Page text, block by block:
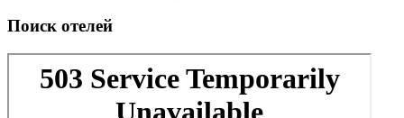
Поиск отелей